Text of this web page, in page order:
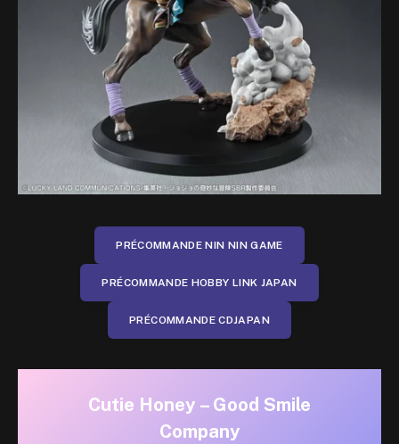
PRÉCOMMANDE NIN NIN GAME
PRÉCOMMANDE HOBBY LINK JAPAN
PRÉCOMMANDE CDJAPAN
Cutie Honey – Good Smile
Company